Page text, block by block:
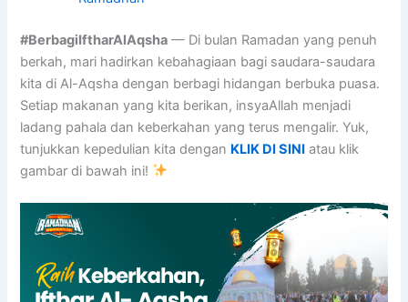
#BerbagiIftharAlAqsha — Di bulan Ramadan yang penuh
berkah, mari hadirkan kebahagiaan bagi saudara-saudara
kita di Al-Aqsha dengan berbagi hidangan berbuka puasa.
Setiap makanan yang kita berikan, insyaAllah menjadi
ladang pahala dan keberkahan yang terus mengalir. Yuk,
tunjukkan kepedulian kita dengan KLIK DI SINI atau klik
gambar di bawah ini!